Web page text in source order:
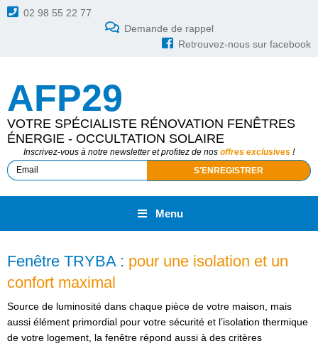
02 98 55 22 77
Demande de rappel
Retrouvez-nous sur facebook
AFP29
VOTRE SPÉCIALISTE RÉNOVATION FENÊTRES
ÉNERGIE - OCCULTATION SOLAIRE
Inscrivez-vous à notre newsletter et profitez de nos offres exclusives !
Menu
Fenêtre TRYBA : pour une isolation et un
confort maximal
Source de luminosité dans chaque pièce de votre maison, mais
aussi élément primordial pour votre sécurité et l’isolation thermique
de votre logement, la fenêtre répond aussi à des critères